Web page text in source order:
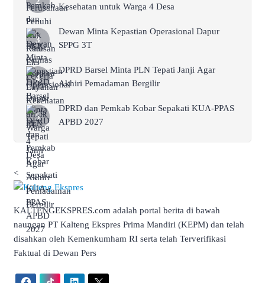
Kesehatan untuk Warga 4 Desa
Dewan Minta Kepastian Operasional Dapur
SPPG 3T
DPRD Barsel Minta PLN Tepati Janji Agar
Akhiri Pemadaman Bergilir
DPRD dan Pemkab Kobar Sepakati KUA-PPAS
APBD 2027
<
KALTENGEKSPRES.com adalah portal berita di bawah
naungan PT Kalteng Ekspres Prima Mandiri (KEPM) dan telah
disahkan oleh Kemenkumham RI serta telah Terverifikasi
Faktual di Dewan Pers